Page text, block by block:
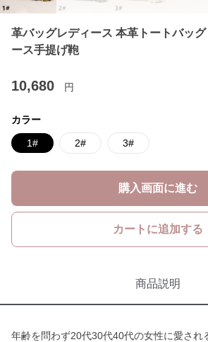
革バッグレディース 本革トートバッ
ース手提げ鞄
10,680 円
カラー
1# 2# 3#
購入画面に進む
カートに追加する
商品説明
年齢を問わず20代30代40代の女性に愛され